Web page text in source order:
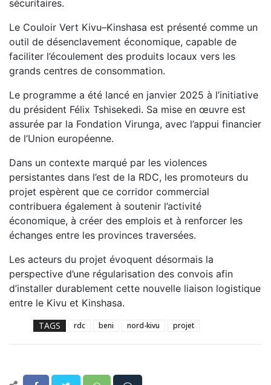
sécuritaires.
Le Couloir Vert Kivu–Kinshasa est présenté comme un
outil de désenclavement économique, capable de
faciliter l’écoulement des produits locaux vers les
grands centres de consommation.
Le programme a été lancé en janvier 2025 à l’initiative
du président Félix Tshisekedi. Sa mise en œuvre est
assurée par la Fondation Virunga, avec l’appui financier
de l’Union européenne.
Dans un contexte marqué par les violences
persistantes dans l’est de la RDC, les promoteurs du
projet espèrent que ce corridor commercial
contribuera également à soutenir l’activité
économique, à créer des emplois et à renforcer les
échanges entre les provinces traversées.
Les acteurs du projet évoquent désormais la
perspective d’une régularisation des convois afin
d’installer durablement cette nouvelle liaison logistique
entre le Kivu et Kinshasa.
TAGS rdc beni nord-kivu projet